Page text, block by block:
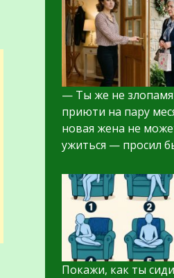
— Ты же не
приюти на пару
новая жена не
ужиться — просил
Покажи, как ты